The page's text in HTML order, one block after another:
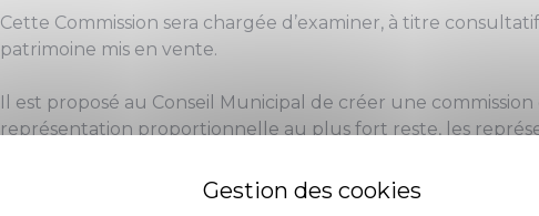
Cette Commission sera chargée d’examiner, à titre
patrimoine mis en vente.
Il est proposé au Conseil Municipal de créer une
représentation proportionnelle au plus fort reste, les